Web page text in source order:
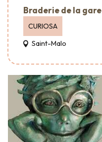
Braderie de la gare
CURIOSA
Saint-Malo